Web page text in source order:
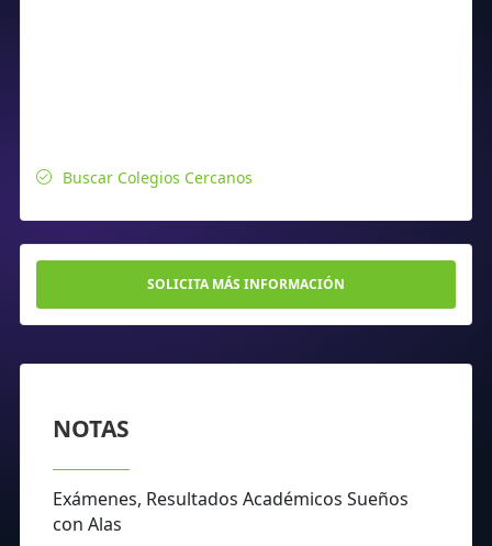
Buscar Colegios Cercanos
SOLICITA MÁS INFORMACIÓN
NOTAS
Exámenes, Resultados Académicos Sueños
con Alas